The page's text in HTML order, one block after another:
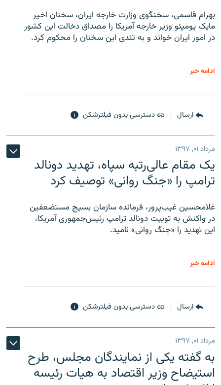
بهرام قاسمی، سخنگوی وزارت خارجه ایران، سخنان اخیر
مایک پومپئو وزیر خارجه آمریکا را مصداق دخالت این کشور
در امور ایران خواند و به تندی این سخنان را محکوم کرد.
ادامه خبر
ارسال دسترسی بدون فیلترشکن
مرداد ۰۱, ۱۳۹۷
یک مقام عالی‌رتبه سپاه، تهدید دونالد
ترامپ را «جنگ روانی» توصیف کرد
غلامحسین غیب‌پرور، فرمانده سازمان بسیج مستضعفین
در واکنش به توییت دونالد ترامپ رئیس‌جمهوری آمریکا،
این تهدید را «جنگ روانی» نامید.
ادامه خبر
ارسال دسترسی بدون فیلترشکن
مرداد ۰۱, ۱۳۹۷
به گفته یکی از نمایندگان مجلس، طرح
استیضاح وزیر اقتصاد به هیات رئیسه